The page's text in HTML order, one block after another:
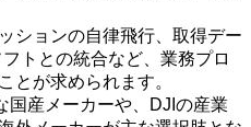
ションの自律飛行、取得デー
トとの統合など、業務プロ
とが求められます。
国産メーカーや、DJIの産業